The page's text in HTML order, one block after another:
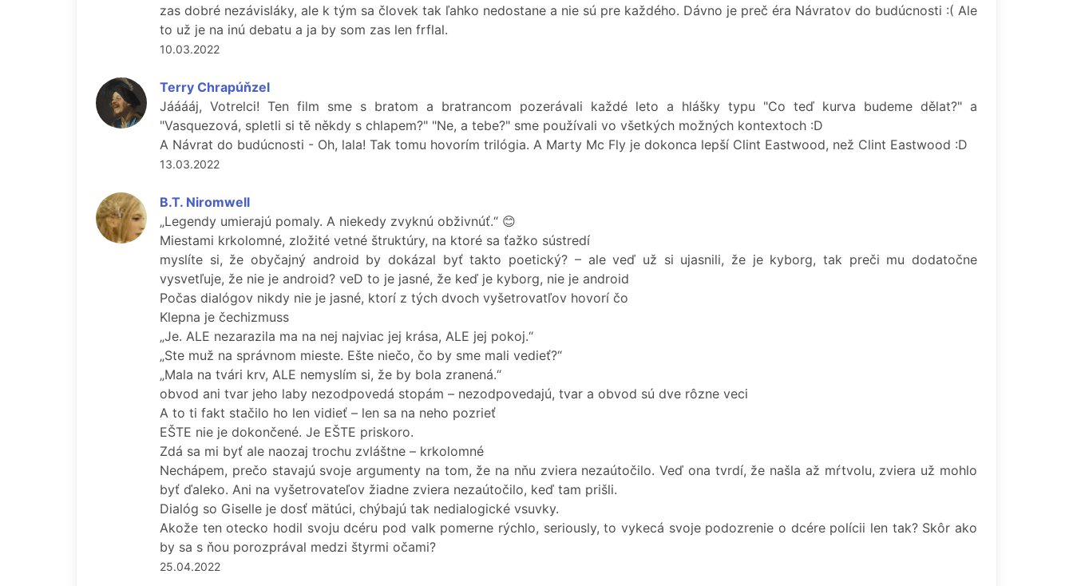
zas dobré nezávisláky, ale k tým sa človek tak ľahko nedostane a nie sú pre každého. Dávno je preč éra Návratov do budúcnosti :( Ale
to už je na inú debatu a ja by som zas len frflal.
10.03.2022
Terry Chrapúňzel
Jááááj, Votrelci! Ten film sme s bratom a bratrancom pozerávali každé leto a hlášky typu "Co teď kurva budeme dělat?" a
"Vasquezová, spletli si tě někdy s chlapem?" "Ne, a tebe?" sme používali vo všetkých možných kontextoch :D
A Návrat do budúcnosti - Oh, lala! Tak tomu hovorím trilógia. A Marty Mc Fly je dokonca lepší Clint Eastwood, než Clint Eastwood :D
13.03.2022
B.T. Niromwell
„Legendy umierajú pomaly. A niekedy zvyknú obživnúť.“ 😊
Miestami krkolomné, zložité vetné štruktúry, na ktoré sa ťažko sústredí
myslíte si, že obyčajný android by dokázal byť takto poetický? – ale veď už si ujasnili, že je kyborg, tak preči mu dodatočne
vysvetľuje, že nie je android? veD to je jasné, že keď je kyborg, nie je android
Počas dialógov nikdy nie je jasné, ktorí z tých dvoch vyšetrovatľov hovorí čo
Klepna je čechizmuss
„Je. ALE nezarazila ma na nej najviac jej krása, ALE jej pokoj.“
„Ste muž na správnom mieste. Ešte niečo, čo by sme mali vedieť?“
„Mala na tvári krv, ALE nemyslím si, že by bola zranená.“
obvod ani tvar jeho laby nezodpovedá stopám – nezodpovedajú, tvar a obvod sú dve rôzne veci
A to ti fakt stačilo ho len vidieť – len sa na neho pozrieť
EŠTE nie je dokončené. Je EŠTE priskoro.
Zdá sa mi byť ale naozaj trochu zvláštne – krkolomné
Nechápem, prečo stavajú svoje argumenty na tom, že na nňu zviera nezaútočilo. Veď ona tvrdí, že našla až mŕtvolu, zviera už mohlo
byť ďaleko. Ani na vyšetrovateľov žiadne zviera nezaútočilo, keď tam prišli.
Dialóg so Giselle je dosť mätúci, chýbajú tak nedialogické vsuvky.
Akože ten otecko hodil svoju dcéru pod valk pomerne rýchlo, seriously, to vykecá svoje podozrenie o dcére polícii len tak? Skôr ako
by sa s ňou porozprával medzi štyrmi očami?
25.04.2022